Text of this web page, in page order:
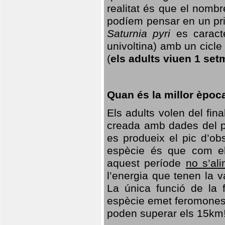
realitat és que el
podíem pensar en un
Saturnia pyri es
univoltina) amb un
(els adults viuen 1
Quan és la millor
Els adults volen del
creada amb dades del
es produeix el pic
espècie és que com
aquest període no
l’energia que tenen la
La única funció de la
espècie emet
poden superar els